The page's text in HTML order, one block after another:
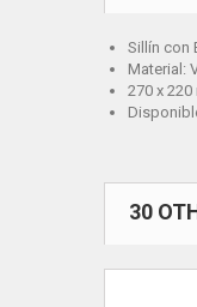
Sillín con
Material:
270 x 220
30